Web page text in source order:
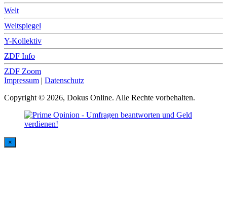
Welt
Weltspiegel
Y-Kollektiv
ZDF Info
ZDF Zoom
Impressum | Datenschutz
Copyright © 2026, Dokus Online. Alle Rechte vorbehalten.
×